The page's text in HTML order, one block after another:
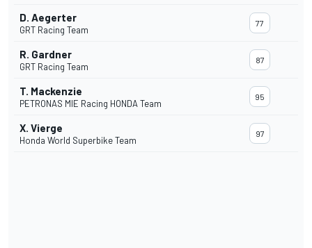
D. Aegerter
GRT Racing Team
77
R. Gardner
GRT Racing Team
87
T. Mackenzie
PETRONAS MIE Racing HONDA Team
95
X. Vierge
Honda World Superbike Team
97